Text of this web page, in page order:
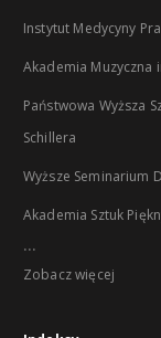
Instytut Medycyny
Akademia Muzyczna
Państwowa Wyższa
Schillera
Wyższe Seminarium
Akademia Sztuk
...
Zobacz więcej